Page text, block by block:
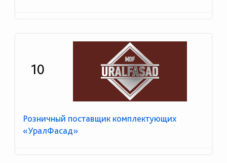
10
Розничный поставщик комплектующих
«УралФасад»